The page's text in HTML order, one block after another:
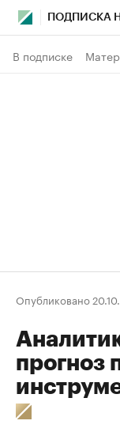
ПОДПИСКА
В подписке
Опубликовано
прогноз